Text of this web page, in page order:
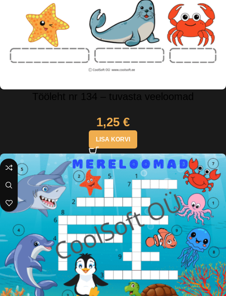
Tööleht nr 134 – tuvasta veeloomad
1,25 €
LISA KORVI